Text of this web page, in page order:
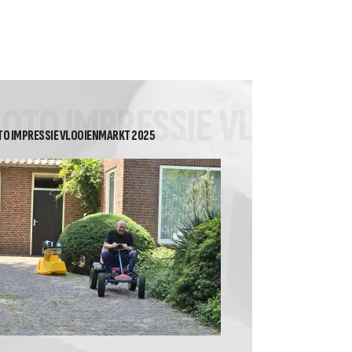
IMPRESSIE VLOOIENMARKT 2025
IMPRESSIE